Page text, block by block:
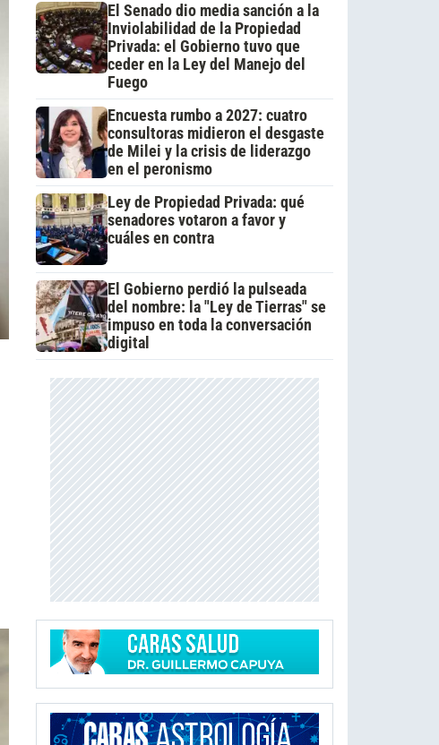
El Senado dio media sanción a la
Inviolabilidad de la Propiedad
Privada: el Gobierno tuvo que
ceder en la Ley del Manejo del
Fuego
Encuesta rumbo a 2027: cuatro
consultoras midieron el desgaste
de Milei y la crisis de liderazgo
en el peronismo
Ley de Propiedad Privada: qué
senadores votaron a favor y
cuáles en contra
El Gobierno perdió la pulseada
del nombre: la "Ley de Tierras" se
impuso en toda la conversación
digital